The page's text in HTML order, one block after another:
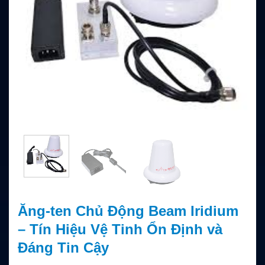
Ăng-ten Chủ Động Beam Iridium
– Tín Hiệu Vệ Tinh Ổn Định và
Đáng Tin Cậy